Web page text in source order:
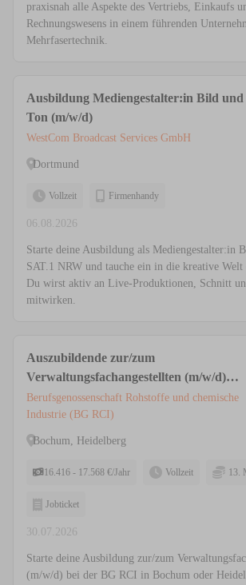
praxisnah alle Aspekte des Vertriebs, Einkaufs
Rechnungswesens in einem führenden
Mehrfasertechnik.
Ausbildung Mediengestalter:in Bild und
Ton (m/w/d)
WestCom Broadcast Services GmbH
Dortmund
Vollzeit Firmenhandy
06.08.2026
Starte deine Ausbildung als Mediengestalter:in
SAT.1 NRW und tauche ein in die kreative Welt
Du wirst aktiv an Live-Produktionen, Schnitt
mitwirken.
Auszubildende zur/zum
Verwaltungsfachangestellten (m/w/d)
Bochum, Heidelberg
Berufsgenossenschaft Rohstoffe und chemische
Industrie (BG RCI)
Bochum, Heidelberg
16.416 - 17.568 €/Jahr Vollzeit 13.
Jobticket
30.07.2026
Starte deine Ausbildung zur/zum
(m/w/d) bei der BG RCI in Bochum oder